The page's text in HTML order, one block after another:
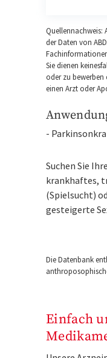
Quellennachweis:
der Daten von
Sie dienen
oder zu bewerben
einen Arzt oder
-
Suchen Sie
krankhaftes,
(Spielsucht)
gesteigerte
Die Datenbank
Einfach